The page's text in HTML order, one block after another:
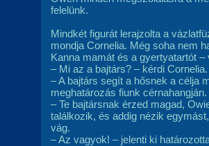
felelünk.
Mindkét figurát lerajzolta a
mondja Cornelia. Még soha nem
Kanna mamát és a gyertyatartót –
– Mi az a bajtárs? – kérdi Cornelia.
– A bajtárs segít a hősnek a célja
meghatározás fiunk cérnahangján.
– Te bajtársnak érzed magad,
találkozik, és addig nézik
vág.
– Az vagyok! – jelenti ki